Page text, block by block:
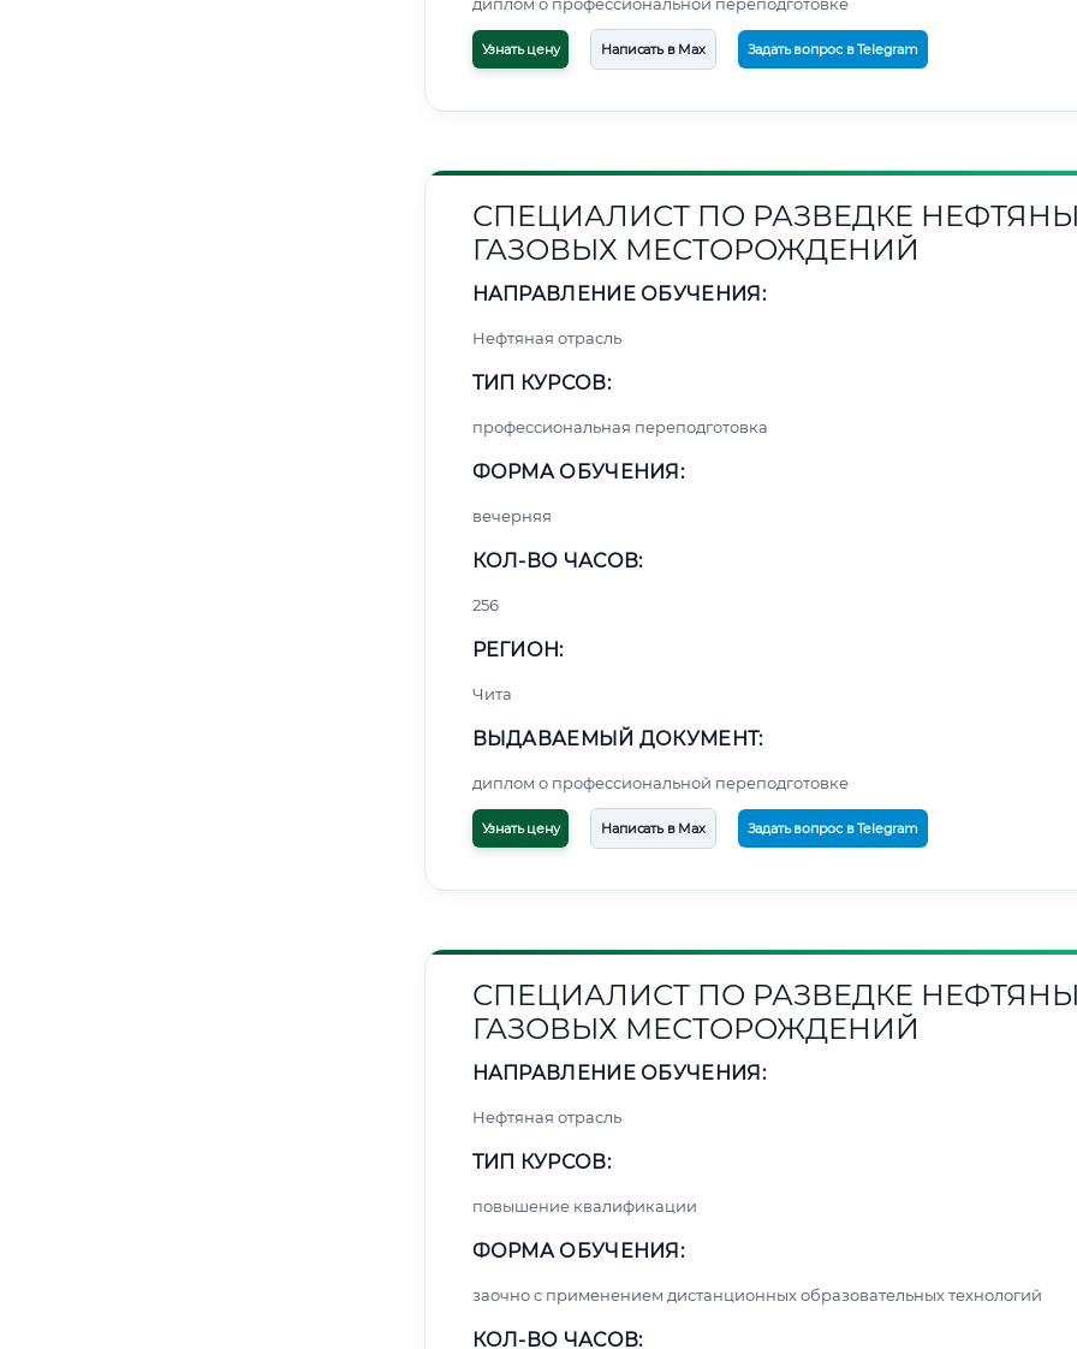
Узнать цену Написать в Max Задать вопрос в Telegram
СПЕЦИАЛИСТ ПО РАЗВЕДКЕ
ГАЗОВЫХ МЕСТОРОЖДЕНИЙ
НАПРАВЛЕНИЕ ОБУЧЕНИЯ:
Нефтяная отрасль
ТИП КУРСОВ:
профессиональная переподготовка
ФОРМА ОБУЧЕНИЯ:
вечерняя
КОЛ-ВО ЧАСОВ:
256
РЕГИОН:
Чита
ВЫДАВАЕМЫЙ ДОКУМЕНТ:
диплом о профессиональной переподготовке
Узнать цену Написать в Max Задать вопрос в Telegram
СПЕЦИАЛИСТ ПО РАЗВЕДКЕ
ГАЗОВЫХ МЕСТОРОЖДЕНИЙ
НАПРАВЛЕНИЕ ОБУЧЕНИЯ:
Нефтяная отрасль
ТИП КУРСОВ:
повышение квалификации
ФОРМА ОБУЧЕНИЯ:
заочно с применением дистанционных образовательных технологий
КОЛ-ВО ЧАСОВ: